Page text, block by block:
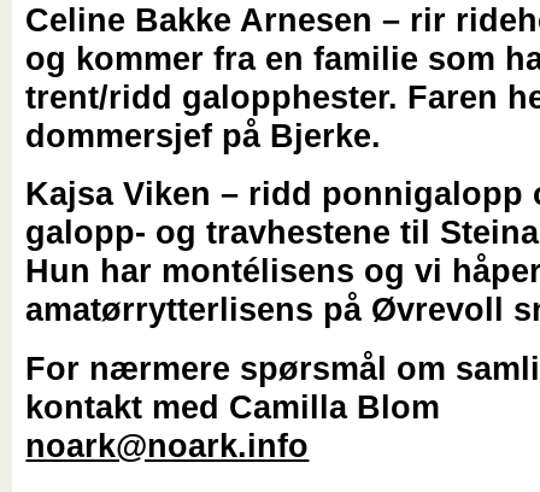
Celine Bakke Arnesen – rir
og kommer fra en familie som
trent/ridd galopphester. Faren
dommersjef på Bjerke.
Kajsa Viken – ridd ponnigalopp
galopp- og travhestene til
Hun har montélisens og vi
amatørrytterlisens på Øvrevoll
For nærmere spørsmål om
kontakt med Camilla Blom
noark@noark.info